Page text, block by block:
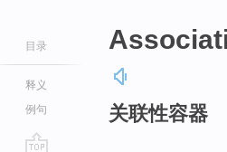
目录
释义
例句
关联性容器